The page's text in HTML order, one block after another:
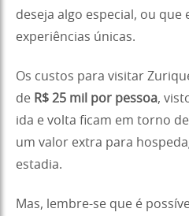
deseja algo especial, ou que
experiências únicas.
Os custos para visitar
de R$ 25 mil por pessoa,
ida e volta ficam em torno
um valor extra para
estadia.
Mas, lembre-se que é